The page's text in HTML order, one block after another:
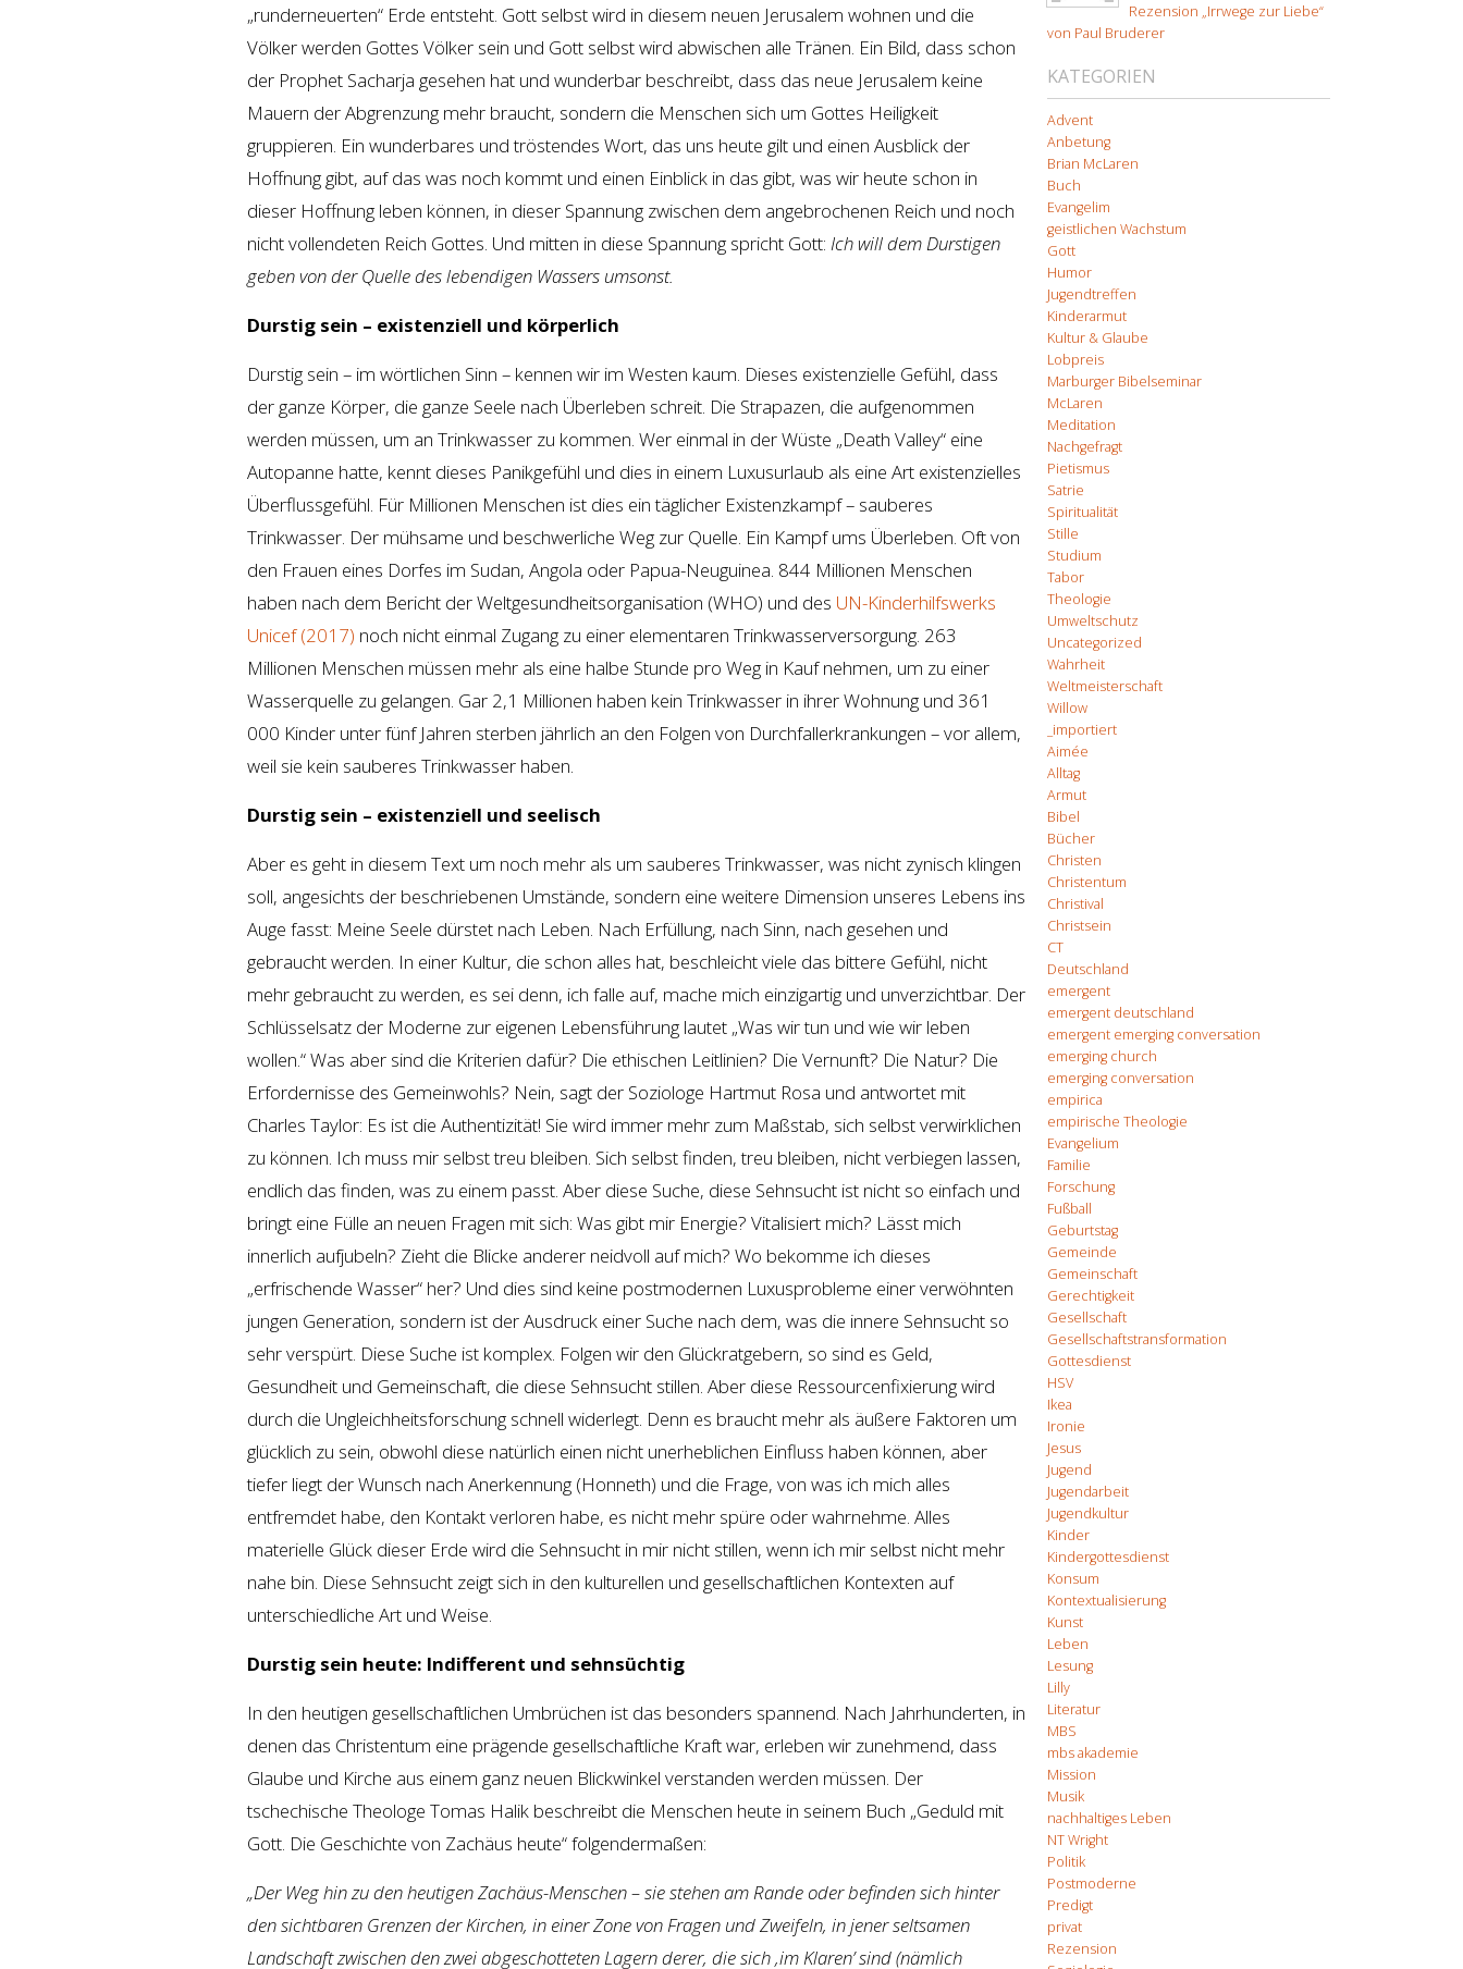
„runderneuerten“ Erde entsteht. Gott selbst wird in diesem neuen Jerusalem wohnen und die
Völker werden Gottes Völker sein und Gott selbst wird abwischen alle Tränen. Ein Bild, dass schon
der Prophet Sacharja gesehen hat und wunderbar beschreibt, dass das neue Jerusalem keine
Mauern der Abgrenzung mehr braucht, sondern die Menschen sich um Gottes Heiligkeit
gruppieren. Ein wunderbares und tröstendes Wort, das uns heute gilt und einen Ausblick der
Hoffnung gibt, auf das was noch kommt und einen Einblick in das gibt, was wir heute schon in
dieser Hoffnung leben können, in dieser Spannung zwischen dem angebrochenen Reich und noch
nicht vollendeten Reich Gottes. Und mitten in diese Spannung spricht Gott: Ich will dem Durstigen
geben von der Quelle des lebendigen Wassers umsonst.
Durstig sein – existenziell und körperlich
Durstig sein – im wörtlichen Sinn – kennen wir im Westen kaum. Dieses existenzielle Gefühl, dass
der ganze Körper, die ganze Seele nach Überleben schreit. Die Strapazen, die aufgenommen
werden müssen, um an Trinkwasser zu kommen. Wer einmal in der Wüste „Death Valley“ eine
Autopanne hatte, kennt dieses Panikgefühl und dies in einem Luxusurlaub als eine Art existenzielles
Überflussgefühl. Für Millionen Menschen ist dies ein täglicher Existenzkampf – sauberes
Trinkwasser. Der mühsame und beschwerliche Weg zur Quelle. Ein Kampf ums Überleben. Oft von
den Frauen eines Dorfes im Sudan, Angola oder Papua-Neuguinea. 844 Millionen Menschen
haben nach dem Bericht der Weltgesundheitsorganisation (WHO) und des UN-Kinderhilfswerks
Unicef (2017) noch nicht einmal Zugang zu einer elementaren Trinkwasserversorgung. 263
Millionen Menschen müssen mehr als eine halbe Stunde pro Weg in Kauf nehmen, um zu einer
Wasserquelle zu gelangen. Gar 2,1 Millionen haben kein Trinkwasser in ihrer Wohnung und 361
000 Kinder unter fünf Jahren sterben jährlich an den Folgen von Durchfallerkrankungen – vor allem,
weil sie kein sauberes Trinkwasser haben.
Durstig sein – existenziell und seelisch
Aber es geht in diesem Text um noch mehr als um sauberes Trinkwasser, was nicht zynisch klingen
soll, angesichts der beschriebenen Umstände, sondern eine weitere Dimension unseres Lebens ins
Auge fasst: Meine Seele dürstet nach Leben. Nach Erfüllung, nach Sinn, nach gesehen und
gebraucht werden. In einer Kultur, die schon alles hat, beschleicht viele das bittere Gefühl, nicht
mehr gebraucht zu werden, es sei denn, ich falle auf, mache mich einzigartig und unverzichtbar. Der
Schlüsselsatz der Moderne zur eigenen Lebensführung lautet „Was wir tun und wie wir leben
wollen.“ Was aber sind die Kriterien dafür? Die ethischen Leitlinien? Die Vernunft? Die Natur? Die
Erfordernisse des Gemeinwohls? Nein, sagt der Soziologe Hartmut Rosa und antwortet mit
Charles Taylor: Es ist die Authentizität! Sie wird immer mehr zum Maßstab, sich selbst verwirklichen
zu können. Ich muss mir selbst treu bleiben. Sich selbst finden, treu bleiben, nicht verbiegen lassen,
endlich das finden, was zu einem passt. Aber diese Suche, diese Sehnsucht ist nicht so einfach und
bringt eine Fülle an neuen Fragen mit sich: Was gibt mir Energie? Vitalisiert mich? Lässt mich
innerlich aufjubeln? Zieht die Blicke anderer neidvoll auf mich? Wo bekomme ich dieses
„erfrischende Wasser“ her? Und dies sind keine postmodernen Luxusprobleme einer verwöhnten
jungen Generation, sondern ist der Ausdruck einer Suche nach dem, was die innere Sehnsucht so
sehr verspürt. Diese Suche ist komplex. Folgen wir den Glückratgebern, so sind es Geld,
Gesundheit und Gemeinschaft, die diese Sehnsucht stillen. Aber diese Ressourcenfixierung wird
durch die Ungleichheitsforschung schnell widerlegt. Denn es braucht mehr als äußere Faktoren um
glücklich zu sein, obwohl diese natürlich einen nicht unerheblichen Einfluss haben können, aber
tiefer liegt der Wunsch nach Anerkennung (Honneth) und die Frage, von was ich mich alles
entfremdet habe, den Kontakt verloren habe, es nicht mehr spüre oder wahrnehme. Alles
materielle Glück dieser Erde wird die Sehnsucht in mir nicht stillen, wenn ich mir selbst nicht mehr
nahe bin. Diese Sehnsucht zeigt sich in den kulturellen und gesellschaftlichen Kontexten auf
unterschiedliche Art und Weise.
Durstig sein heute: Indifferent und sehnsüchtig
In den heutigen gesellschaftlichen Umbrüchen ist das besonders spannend. Nach Jahrhunderten, in
denen das Christentum eine prägende gesellschaftliche Kraft war, erleben wir zunehmend, dass
Glaube und Kirche aus einem ganz neuen Blickwinkel verstanden werden müssen. Der
tschechische Theologe Tomas Halik beschreibt die Menschen heute in seinem Buch „Geduld mit
Gott. Die Geschichte von Zachäus heute“ folgendermaßen:
„Der Weg hin zu den heutigen Zachäus-Menschen – sie stehen am Rande oder befinden sich hinter
den sichtbaren Grenzen der Kirchen, in einer Zone von Fragen und Zweifeln, in jener seltsamen
Landschaft zwischen den zwei abgeschotteten Lagern derer, die sich ‚im Klaren’ sind (nämlich
Rezension „Irrwege zur Liebe“
von Paul Bruderer
KATEGORIEN
Advent
Anbetung
Brian McLaren
Buch
Evangelim
geistlichen Wachstum
Gott
Humor
Jugendtreffen
Kinderarmut
Kultur & Glaube
Lobpreis
Marburger Bibelseminar
McLaren
Meditation
Nachgefragt
Pietismus
Satrie
Spiritualität
Stille
Studium
Tabor
Theologie
Umweltschutz
Uncategorized
Wahrheit
Weltmeisterschaft
Willow
_importiert
Aimée
Alltag
Armut
Bibel
Bücher
Christen
Christentum
Christival
Christsein
CT
Deutschland
emergent
emergent deutschland
emergent emerging conversation
emerging church
emerging conversation
empirica
empirische Theologie
Evangelium
Familie
Forschung
Fußball
Geburtstag
Gemeinde
Gemeinschaft
Gerechtigkeit
Gesellschaft
Gesellschaftstransformation
Gottesdienst
HSV
Ikea
Ironie
Jesus
Jugend
Jugendarbeit
Jugendkultur
Kinder
Kindergottesdienst
Konsum
Kontextualisierung
Kunst
Leben
Lesung
Lilly
Literatur
MBS
mbs akademie
Mission
Musik
nachhaltiges Leben
NT Wright
Politik
Postmoderne
Predigt
privat
Rezension